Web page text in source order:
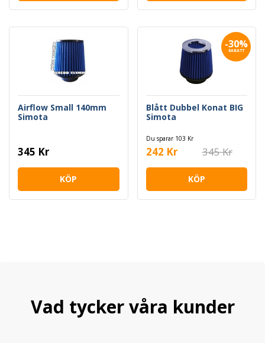
Airflow Small 140mm
Simota
345 Kr
KÖP
-30%
RABATT
Blått Dubbel Konat BIG
Simota
Du sparar 103 Kr
242 Kr 345 Kr
KÖP
Vad tycker våra kunder